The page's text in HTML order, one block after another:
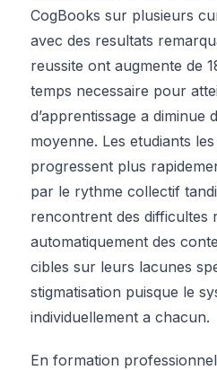
CogBooks sur plusieurs
avec des resultats
reussite ont augmente de
temps necessaire pour
d’apprentissage a diminue
moyenne. Les etudiants
progressent plus
par le rythme collectif
rencontrent des difficultes
automatiquement des
cibles sur leurs lacunes
stigmatisation puisque le
individuellement a chacun.
En formation